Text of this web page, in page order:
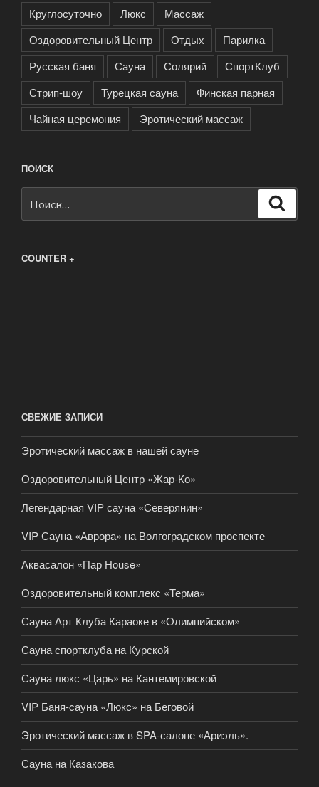
Круглосуточно
Люкс
Массаж
Оздоровительный Центр
Отдых
Парилка
Русская баня
Сауна Солярий
СпортКлуб
Стрип-шоу
Турецкая сауна
Финская парная
Чайная церемония
Эротический массаж
ПОИСК
COUNTER +
СВЕЖИЕ ЗАПИСИ
Эротический массаж в нашей сауне
Оздоровительный Центр «Жар-Ко»
Легендарная VIP сауна «Северянин»
VIP Сауна «Аврора» на Волгоградском проспекте
Аквасалон «Пар House»
Оздоровительный комплекс «Терма»
Сауна Арт Клуба Караоке в «Олимпийском»
Сауна спортклуба на Курской
Сауна люкс «Царь» на Кантемировской
VIP Баня-cауна «Люкс» на Беговой
Эротический массаж в SPA-салоне «Ариэль».
Сауна на Казакова